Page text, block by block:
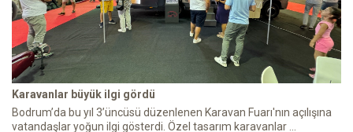
Karavanlar büyük ilgi gördü
Bodrum’da bu yıl 3’üncüsü düzenlenen Karavan Fuarı'nın açılışına
vatandaşlar yoğun ilgi gösterdi. Özel tasarım karavanlar ...